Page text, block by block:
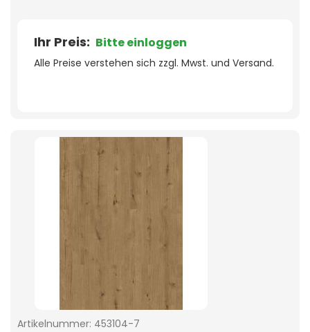
Ihr Preis: Bitte einloggen
Alle Preise verstehen sich zzgl. Mwst. und Versand.
Artikelnummer: 453104-7